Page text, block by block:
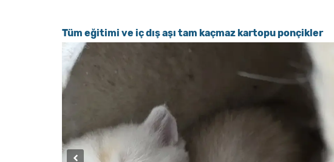
Tüm eğitimi ve iç dış aşı tam kaçmaz kartopu ponçikler